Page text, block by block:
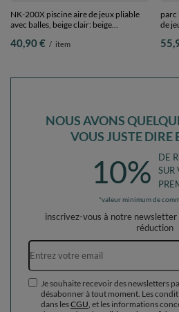
NK-200X piscine aire de jeux pliable
avec balles, beige clair: beige
40,90 € / item
parc
de
NOUS AVONS
VOUS JUSTE DIRE
10%
DE
SUR
*valeur minimum de
inscrivez-vous à notre newsletter
réduction
Je souhaite recevoir des newsletters
désabonner à tout moment. Les
dans lesCGU , et les informations